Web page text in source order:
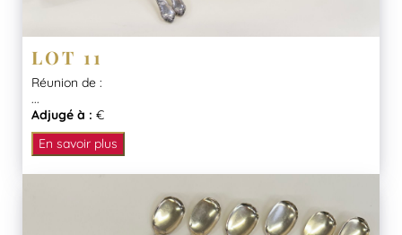
LOT 11
Réunion de :
...
Adjugé à : €
En savoir plus